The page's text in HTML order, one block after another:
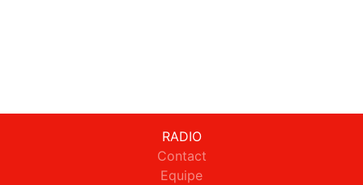
RADIO
Contact
Equipe